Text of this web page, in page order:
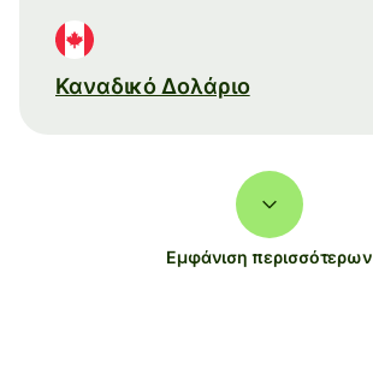
Καναδικό Δολάριο
Εμφάνιση περισσότερων